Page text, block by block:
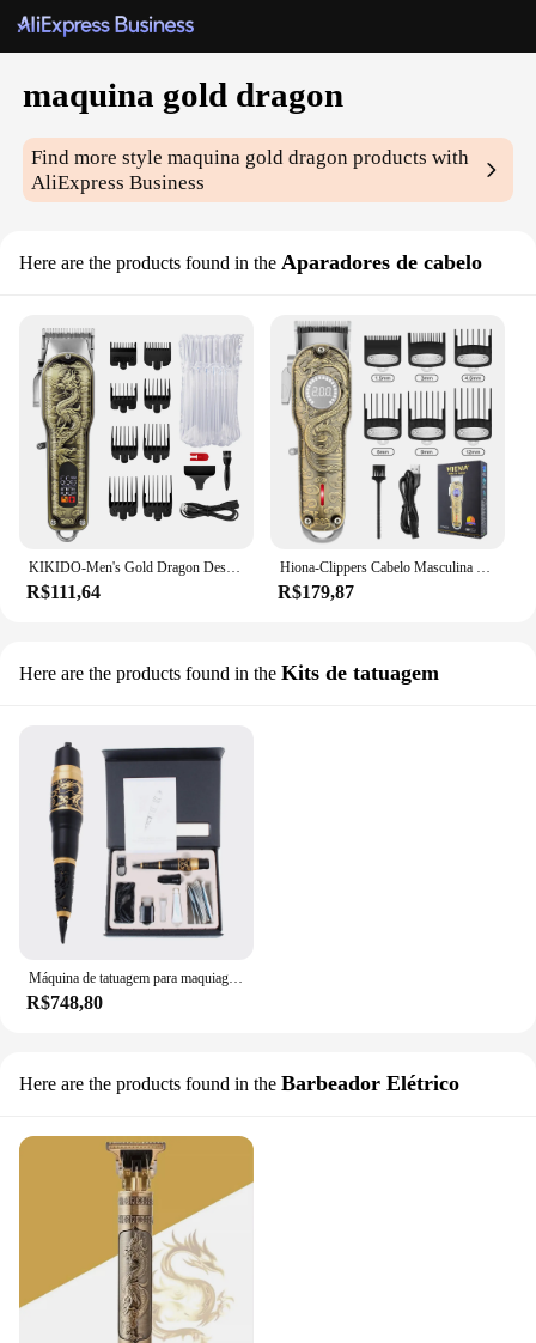
maquina gold dragon
Find more stylemaquina gold dragon products with
AliExpress Business
Here are the products found in the Aparadores de cabelo
KIKIDO-Men's Gold Dragon Design Electric Hair Clippers, Máquina de corte do cabelo, barbeiro profissional HairTrimmer, lâmina de barbear, KK-808
R$111,64
Hiona-Clippers Cabelo Masculina De Luxo, Projeto Dragão De Ouro, Máquina Elétrica De Corte De Cabelo, Barbeiro Profissional Aparador De Cabelo, Navalha De Barbear
R$179,87
Here are the products found in the Kits de tatuagem
Máquina de tatuagem para maquiagem permanente, sobrancelha, delineador, lábio, Kits cosméticos, Taiwan ouro, profissional, Taiwan, 1 conjunto
R$748,80
Here are the products found in the Barbeador Elétrico